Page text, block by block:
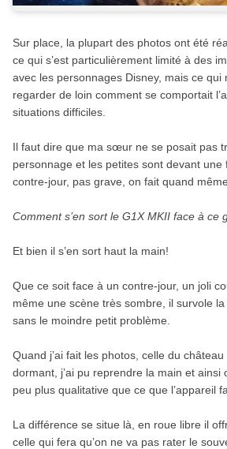
Sur place, la plupart des photos ont été
ce qui s’est particulièrement limité à des
avec les personnages Disney, mais ce qui
regarder de loin comment se comportait
situations difficiles.
Il faut dire que ma sœur ne se posait pas
personnage et les petites sont devant une
contre-jour, pas grave, on fait quand
Comment s’en sort le G1X MKII face à ce
Et bien il s’en sort haut la main!
Que ce soit face à un contre-jour, un joli
même une scène très sombre, il survole
sans le moindre petit problème.
Quand j’ai fait les photos, celle du
dormant, j’ai pu reprendre la main et ainsi
peu plus qualitative que ce que l’appareil
La différence se situe là, en roue libre il
celle qui fera qu’on ne va pas rater le